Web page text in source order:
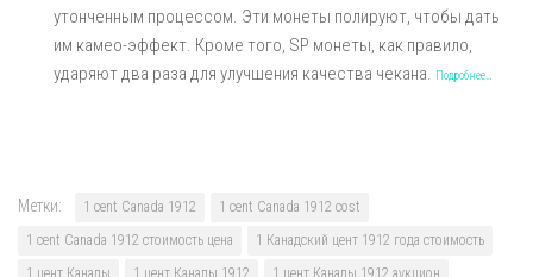
утонченным процессом. Эти монеты полируют, чтобы дать
им камео-эффект. Кроме того, SP монеты, как правило,
ударяют два раза для улучшения качества чекана. Подробнее…
Метки: 1 cent Canada 1912
1 cent Canada 1912 cost
1 cent Canada 1912 стоимость цена
1 Канадский цент 1912 года стоимость
1 цент Канады
1 цент Канады 1912 1 цент Канады 1912 аукцион